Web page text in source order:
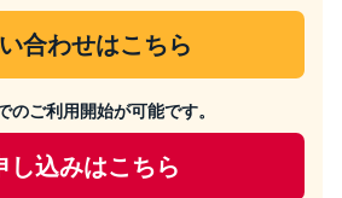
合わせはこちら
のご利用開始が可能です。
し込みはこちら